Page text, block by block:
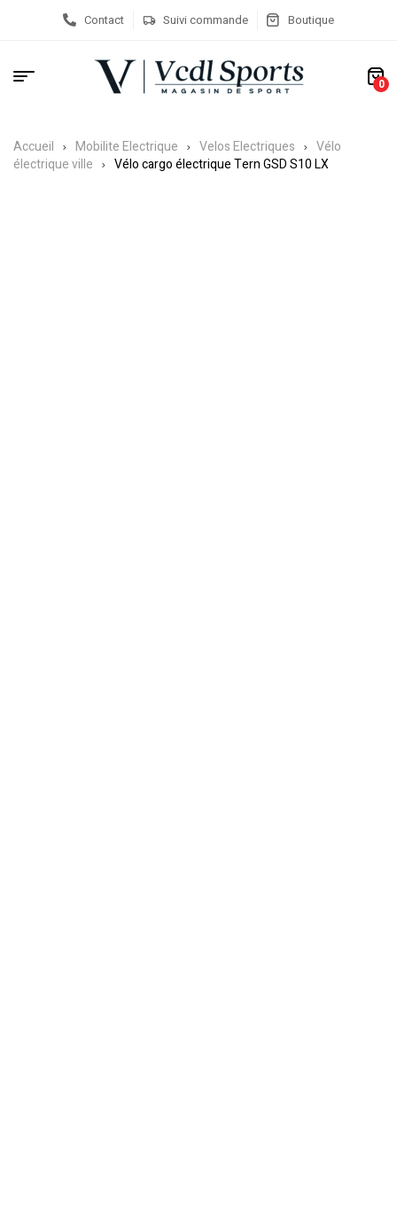
Contact Suivi commande Boutique
0
Accueil Mobilite Electrique Velos Electriques
Vélo
électrique ville
Vélo cargo électrique Tern GSD S10 LX